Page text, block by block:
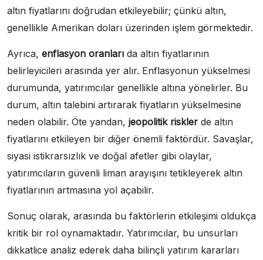
altın fiyatlarını doğrudan etkileyebilir; çünkü altın,
genellikle Amerikan doları üzerinden işlem görmektedir.
Ayrıca, enflasyon oranları da altın fiyatlarının
belirleyicileri arasında yer alır. Enflasyonun yükselmesi
durumunda, yatırımcılar genellikle altına yönelirler. Bu
durum, altın talebini artırarak fiyatların yükselmesine
neden olabilir. Öte yandan, jeopolitik riskler de altın
fiyatlarını etkileyen bir diğer önemli faktördür. Savaşlar,
siyasi istikrarsızlık ve doğal afetler gibi olaylar,
yatırımcıların güvenli liman arayışını tetikleyerek altın
fiyatlarının artmasına yol açabilir.
Sonuç olarak, arasında bu faktörlerin etkileşimi oldukça
kritik bir rol oynamaktadır. Yatırımcılar, bu unsurları
dikkatlice analiz ederek daha bilinçli yatırım kararları